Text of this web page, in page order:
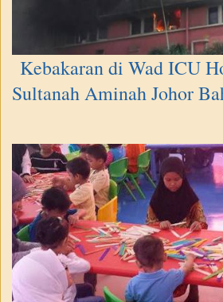
Kebakaran di Wad ICU
Sultanah Aminah Johor